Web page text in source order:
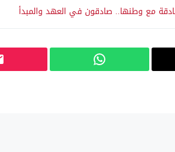
مع وطنها.. صادقون في العهد والمبدأ